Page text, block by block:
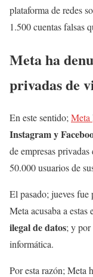
plataforma de redes
1.500 cuentas falsas
Meta ha
privadas de
En este sentido; Meta
Instagram y
de empresas
50.000 usuarios de
El pasado; jueves
Meta acusaba a estas
ilegal de datos; y por
informática.
Por esta razón; Meta